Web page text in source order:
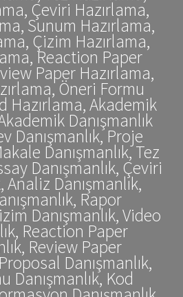
Çeviri Hazırlama,
Sunum Hazırlama,
Çizim Hazırlama,
Reaction Paper
Paper Hazırlama,
Öneri Formu
Hazırlama, Akademik
Danışmanlık
Danışmanlık, Proje
Danışmanlık, Tez
Danışmanlık, Çeviri
Analiz Danışmanlık,
Rapor
Danışmanlık, Video
Reaction Paper
Review Paper
Danışmanlık,
Danışmanlık, Kod